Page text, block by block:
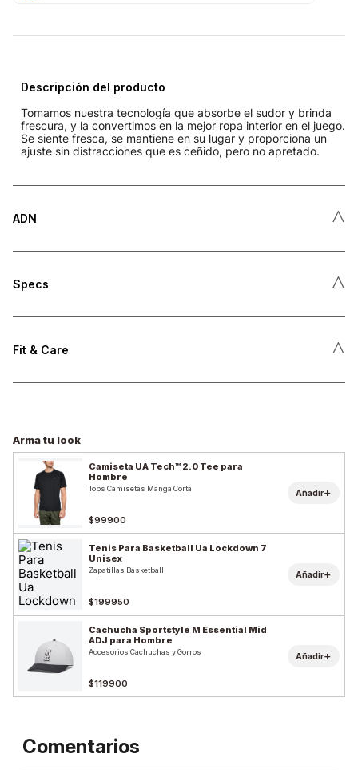
Descripción del producto
Tomamos nuestra tecnología que absorbe el sudor y brinda
frescura, y la convertimos en la mejor ropa interior en el juego.
Se siente fresca, se mantiene en su lugar y proporciona un
ajuste sin distracciones que es ceñido, pero no apretado.
ADN ˄
Specs ˄
Fit & Care ˄
Arma tu look
Camiseta UA Tech™ 2.0 Tee para
Hombre
Tops Camisetas Manga Corta
$99900
Añadir+
Tenis Para Basketball Ua Lockdown 7
Unisex
Zapatillas Basketball
$199950
Añadir+
Cachucha Sportstyle M Essential Mid
ADJ para Hombre
Accesorios Cachuchas y Gorros
$119900
Añadir+
Comentarios